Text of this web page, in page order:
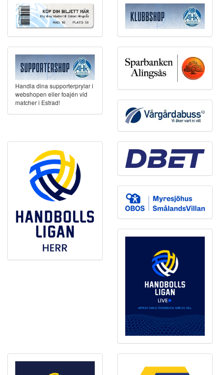
Handla dina supporterprylar i
webshopen eller foajén vid
matcher i Estrad!